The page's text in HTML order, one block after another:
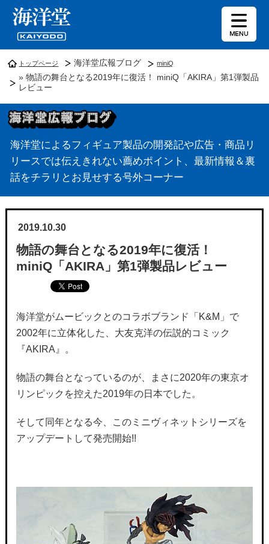
トップページ 海洋堂広報ブログ miniQ
» 物語の舞台となる2019年に復活！ miniQ「AKIRA」第1弾製品
レビュー
海洋堂によるフィギュア製品の開発記や広告・商品リ
リースでは伝えきれない薦めポイント、最新情報＆裏
話をチラリとお見せする号外コーナー
2019.10.30
物語の舞台となる2019年に復活！
miniQ「AKIRA」第1弾製品レビュー
海洋堂がムービックとのコラボブランド「K&M」で
2002年に立体化した、大友克洋の伝説的コミック
『AKIRA』。
物語の舞台となっているのが、まさに2020年の東京オ
リンピックを控えた2019年の日本でした。
そして同年となる今、このミニヴィネットシリーズを
アップデートして発売開始!!